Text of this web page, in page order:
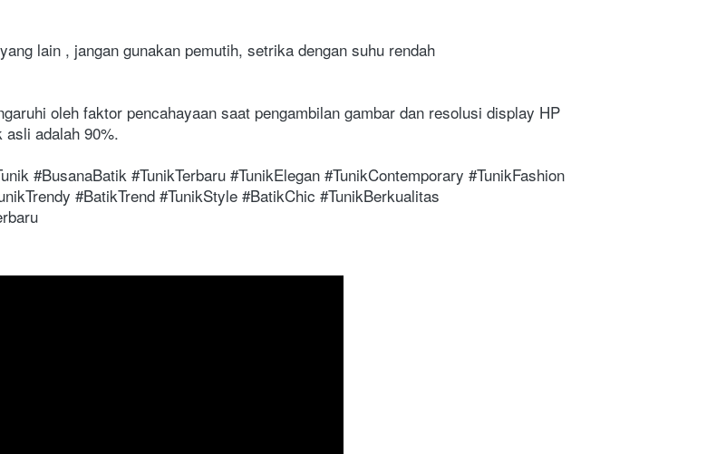
lain , jangan gunakan pemutih, setrika dengan suhu rendah
oleh faktor pencahayaan saat pengambilan gambar dan resolusi display HP
asli adalah 90%.
#BusanaBatik #TunikTerbaru #TunikElegan #TunikContemporary #TunikFashion
#BatikTrend #TunikStyle #BatikChic #TunikBerkualitas